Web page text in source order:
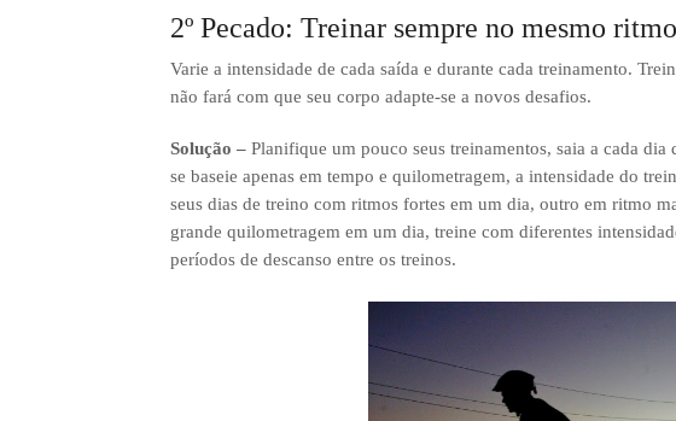
2º Pecado: Treinar sempre no mesmo ritmo
Varie a intensidade de cada saída e durante cada treinamento.
não fará com que seu corpo adapte-se a novos desafios.
Solução – Planifique um pouco seus treinamentos, saia a cada
se baseie apenas em tempo e quilometragem, a intensidade do
seus dias de treino com ritmos fortes em um dia, outro em ritmo
grande quilometragem em um dia, treine com diferentes
períodos de descanso entre os treinos.